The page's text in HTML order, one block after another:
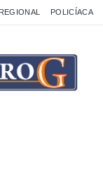
REGIONAL POLICÍACA